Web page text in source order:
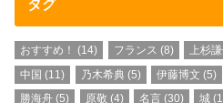
タグ
おすすめ！ (14) フランス (8) 上杉
中国 (11) 乃木希典(5) 伊藤博文 (5)
勝海舟 (5) 原敬 (4) 名言(30) 城